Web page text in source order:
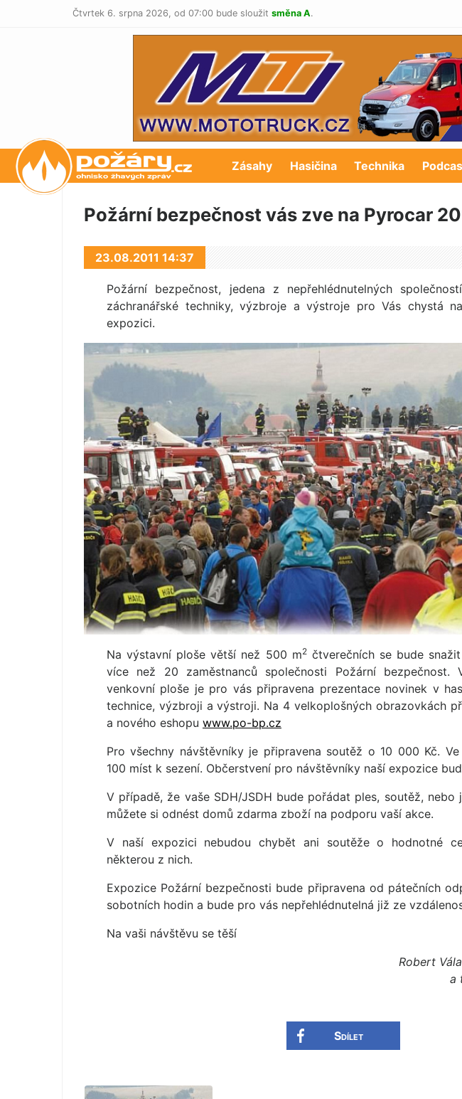
Čtvrtek 6. srpna 2026, od 07:00 bude sloužit směna A.
POŽÁRY.cz Zásahy Hasičina Technika
Požární bezpečnost vás zve na Pyrocar
23.08.2011 14:37
Požární bezpečnost, jedena z nepřehlédnu­telných
záchranářské techniky, výzbroje a výstroje pro Vás chystá
expozici.
Na výstavní ploše větší než 500 m2čtverečních se bude
více než 20 zaměstnanců společnosti Požární
venkovní ploše je pro vás připravena prezentace novinek v
technice, výzbroji a výstroji. Na 4 velkoplošných obrazovkách
a nového eshopu www.po-bp.cz
Pro všechny návštěvníky je připravena soutěž o 10 000 Kč.
100 míst k sezení. Občerstvení pro návštěvníky naší expozice
V případě, že vaše SDH/JSDH bude pořádat ples, soutěž, nebo
můžete si odnést domů zdarma zboží na podporu vaší akce.
V naší expozici nebudou chybět ani soutěže o hodnotné
některou z nich.
Expozice Požární bezpečnosti bude připravena od pátečních
sobotních hodin a bude pro vás nepřehlédnutelná již ze
Na vaši návštěvu se těší
Robert
a
Sdílet